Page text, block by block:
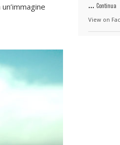
... Continua
View on